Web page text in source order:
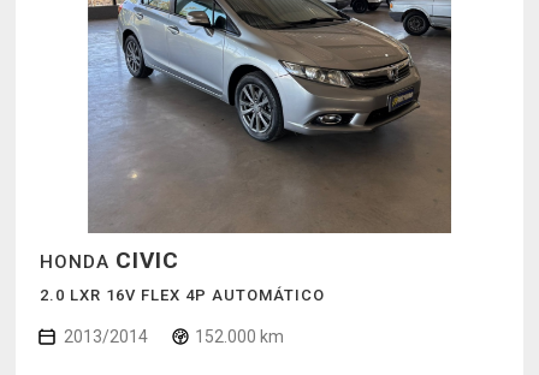
HONDA CIVIC
2.0 LXR 16V FLEX 4P AUTOMÁTICO
2013/2014 152.000 km